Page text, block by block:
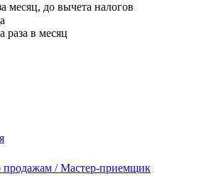
месяц, до вычета налогов
в месяц
/ Мастер-приемщик